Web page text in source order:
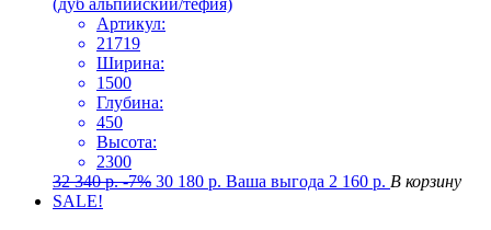
(дуб альпийский/тефия)
Артикул:
21719
Ширина:
1500
Глубина:
450
Высота:
2300
32 340р. -7% 30 180 р. Ваша выгода 2 160 р. В корзину
SALE!